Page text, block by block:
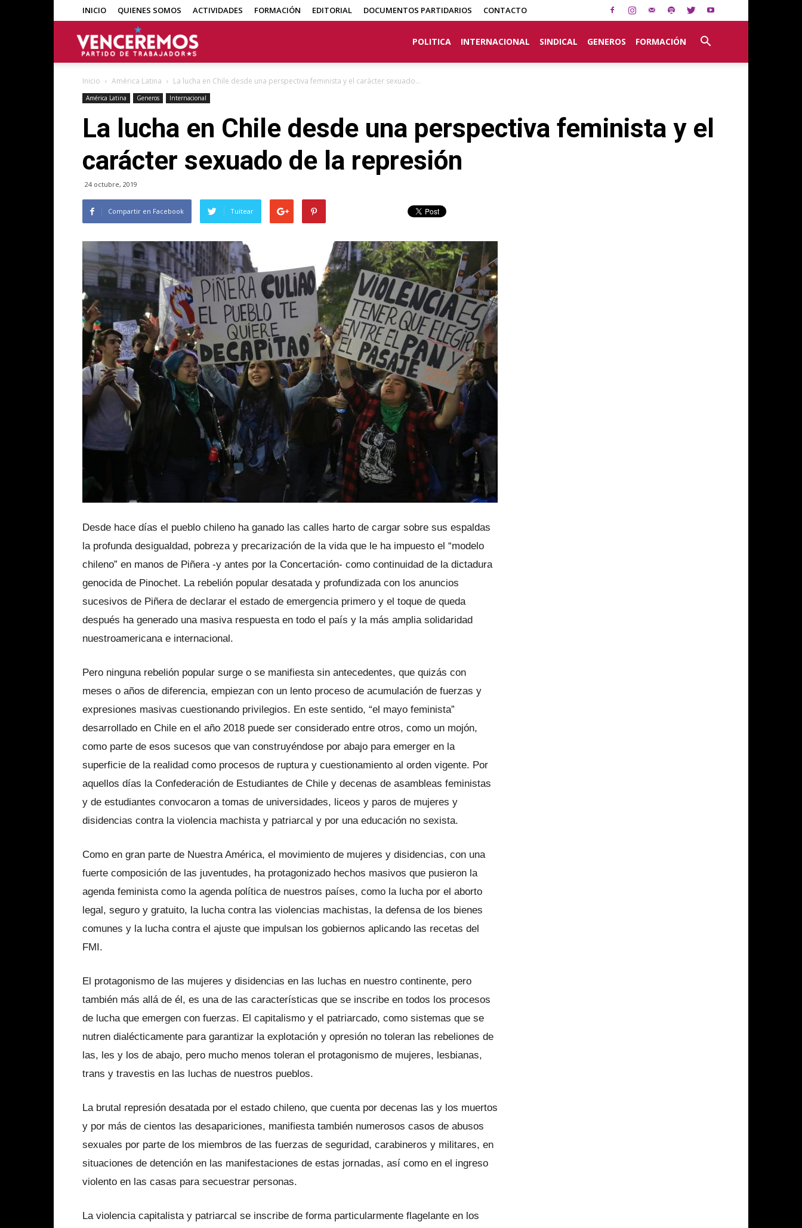
INICIO QUIENES SOMOS ACTIVIDADES FORMACIÓN EDITORIAL DOCUMENTOS PARTIDARIOS CONTACTO
POLITICA INTERNACIONAL SINDICAL GENEROS FORMACIÓN
Inicio América Latina La lucha en Chile desde una perspectiva feminista y el carácter sexuado...
América Latina Generos Internacional
La lucha en Chile desde una perspectiva feminista y el
carácter sexuado de la represión
24 octubre, 2019
Compartir en Facebook Tuitear
Desde hace días el pueblo chileno ha ganado las calles harto de cargar sobre sus espaldas
la profunda desigualdad, pobreza y precarización de la vida que le ha impuesto el “modelo
chileno” en manos de Piñera -y antes por la Concertación- como continuidad de la dictadura
genocida de Pinochet. La rebelión popular desatada y profundizada con los anuncios
sucesivos de Piñera de declarar el estado de emergencia primero y el toque de queda
después ha generado una masiva respuesta en todo el país y la más amplia solidaridad
nuestroamericana e internacional.
Pero ninguna rebelión popular surge o se manifiesta sin antecedentes, que quizás con
meses o años de diferencia, empiezan con un lento proceso de acumulación de fuerzas y
expresiones masivas cuestionando privilegios. En este sentido, “el mayo feminista”
desarrollado en Chile en el año 2018 puede ser considerado entre otros, como un mojón,
como parte de esos sucesos que van construyéndose por abajo para emerger en la
superficie de la realidad como procesos de ruptura y cuestionamiento al orden vigente. Por
aquellos días la Confederación de Estudiantes de Chile y decenas de asambleas feministas
y de estudiantes convocaron a tomas de universidades, liceos y paros de mujeres y
disidencias contra la violencia machista y patriarcal y por una educación no sexista.
Como en gran parte de Nuestra América, el movimiento de mujeres y disidencias, con una
fuerte composición de las juventudes, ha protagonizado hechos masivos que pusieron la
agenda feminista como la agenda política de nuestros países, como la lucha por el aborto
legal, seguro y gratuito, la lucha contra las violencias machistas, la defensa de los bienes
comunes y la lucha contra el ajuste que impulsan los gobiernos aplicando las recetas del
FMI.
El protagonismo de las mujeres y disidencias en las luchas en nuestro continente, pero
también más allá de él, es una de las características que se inscribe en todos los procesos
de lucha que emergen con fuerzas. El capitalismo y el patriarcado, como sistemas que se
nutren dialécticamente para garantizar la explotación y opresión no toleran las rebeliones de
las, les y los de abajo, pero mucho menos toleran el protagonismo de mujeres, lesbianas,
trans y travestis en las luchas de nuestros pueblos.
La brutal represión desatada por el estado chileno, que cuenta por decenas las y los muertos
y por más de cientos las desapariciones, manifiesta también numerosos casos de abusos
sexuales por parte de los miembros de las fuerzas de seguridad, carabineros y militares, en
situaciones de detención en las manifestaciones de estas jornadas, así como en el ingreso
violento en las casas para secuestrar personas.
La violencia capitalista y patriarcal se inscribe de forma particularmente flagelante en los